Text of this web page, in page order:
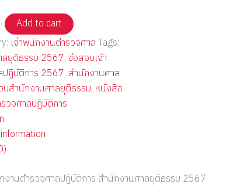
Add to cart
เจ้าพนักงานตำรวจศาลTags:
ยุติธรรม 2567,ข้อสอบเจ้า
ฏิบัติการ 2567, สำนักงานศาล
สำนักงานศาลยุติธรรม, หนังสือ
วจศาลปฏิบัติการ
งานตำรวจศาลปฏิบัติการ สำนักงานศาลยุติธรรม 2567